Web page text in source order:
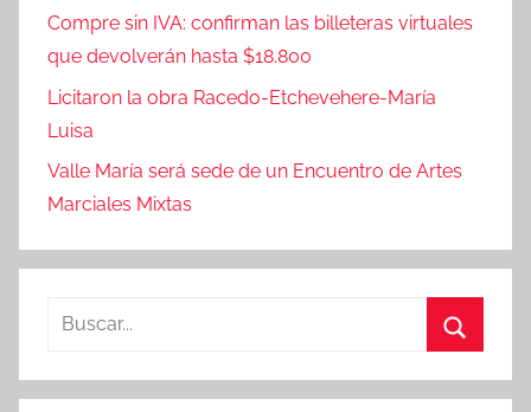
Compre sin IVA: confirman las billeteras virtuales
que devolverán hasta $18.800
Licitaron la obra Racedo-Etchevehere-María
Luisa
Valle María será sede de un Encuentro de Artes
Marciales Mixtas
Buscar: